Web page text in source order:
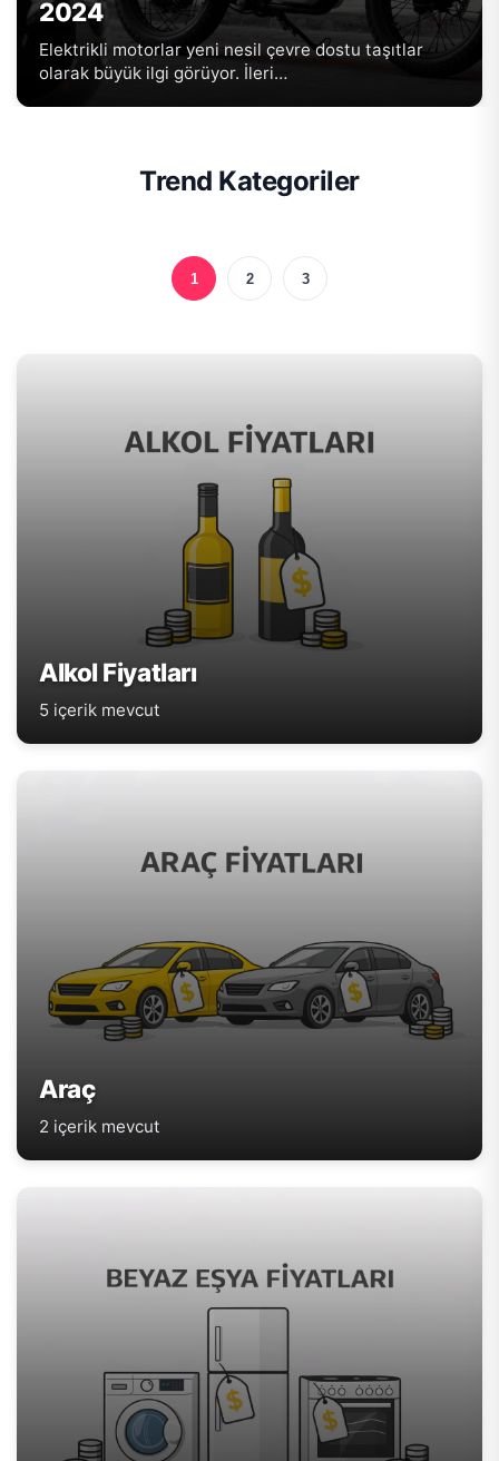
2024
Elektrikli motorlar yeni nesil çevre dostu taşıtlar
olarak büyük ilgi görüyor. İleri…
Trend Kategoriler
1 2 3
Alkol Fiyatları
5 içerik mevcut
Araç
2 içerik mevcut